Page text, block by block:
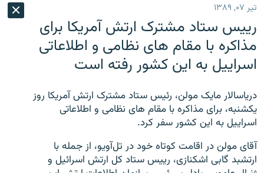
اصلی
رفتن
صفحه
جستجو
انتخاب کنید و بشنوید
برنامه‌های رادیویی
پادکست
چندرسانه‌ای
گزارش‌های ویدئویی
English
به ما بپیوندید
تیر ۰۷, ۱۳۸۹
رییس ستاد مشترک ارتش آمریکا برای
مذاکره با مقام های نظامی و اطلاعاتی
اسراییل به این کشور رفته است
دریاسالار مایک مولن، رئیس ستاد مشترک ارتش آمریکا روز
یکشنبه، برای مذاکره با مقام های نظامی و اطلاعاتی
اسراییل به این کشور سفر کرد.
آقای مولن در اقامت کوتاه خود در تل‌آویو، از جمله با
ارتشبد گابی اشکنازی، رییس ستاد کل ارتش اسرائیل و